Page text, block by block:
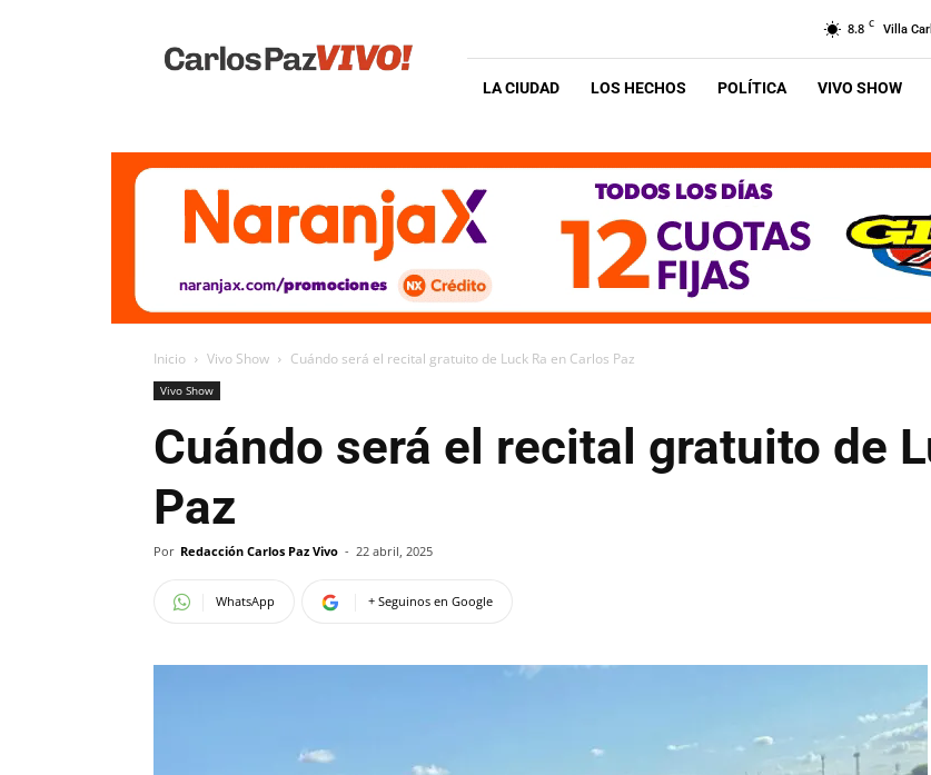
Vivo
8.8 C Villa
LA CIUDAD LOS HECHOS POLÍTICA VIVO SHOW
Inicio Vivo Show Cuándo será el recital gratuito de Luck Ra en Carlos Paz
Vivo Show
Cuándo será el recital gratuito de
Paz
Por Redacción Carlos Paz Vivo - 22 abril, 2025
WhatsApp + Seguinos en Google